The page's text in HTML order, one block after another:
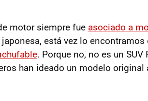
motor siempre fue asociado a
está vez lo
. Porque no, no es un
han ideado un modelo